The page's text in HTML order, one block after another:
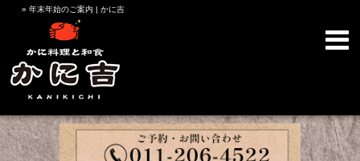
» 年末年始のご案内 | かに吉